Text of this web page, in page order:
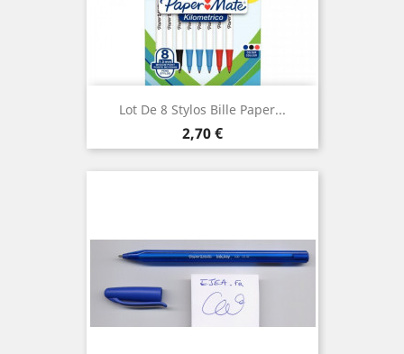
Lot De 8 Stylos Bille Paper...
Prix
2,70 €